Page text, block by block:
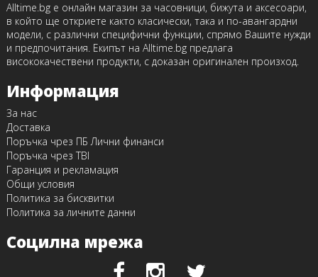
Alltime.bg е онлайн магазин за часовници, бижута и аксесоари,
в който ще откриете както класически, така и по-авангардни
модели, с различни специфични функции, спрямо Вашите нужди
и предпочитания. Екипът на Alltime.bg предлага
висококачествени продукти, с доказан оригинален произход.
Информация
За нас
Доставка
Поръчка чрез ПБ Лични финанси
Поръчка чрез TBI
Гаранция и рекламация
Общи условия
Политика за бисквитки
Политика за личните данни
Социлна мрежа